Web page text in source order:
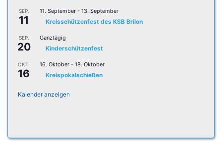
SEP.
11
11. September - 13. September
Kreisschützenfest des KSB Brilon
SEP.
20
Ganztägig
Kinderschützenfest
OKT.
16
16. Oktober - 18. Oktober
Kreispokalschießen
Kalender anzeigen